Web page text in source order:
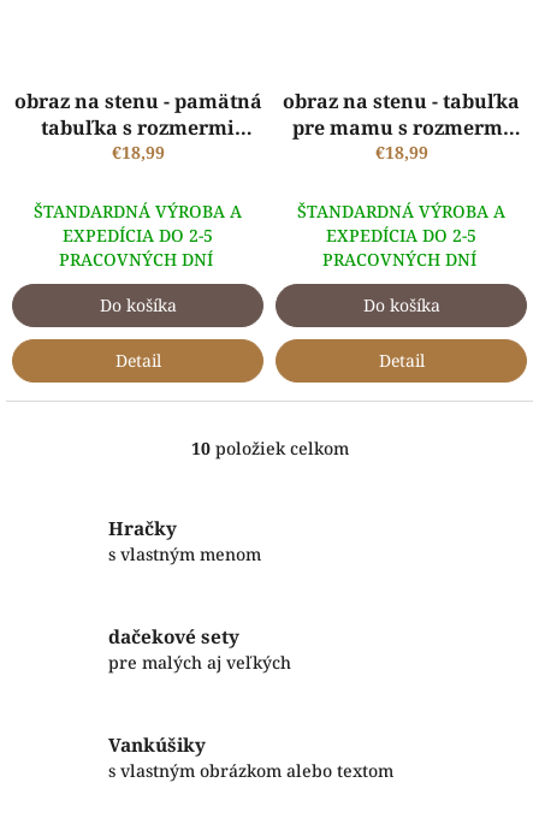
obraz na stenu - pamätná
tabuľka s rozmermi
21x30 cm
€18,99
ŠTANDARDNÁ VÝROBA A
EXPEDÍCIA DO 2-5
PRACOVNÝCH DNÍ
Do košíka
Detail
obraz na stenu - tabuľka
pre mamu s rozmermi
21x30 cm
€18,99
ŠTANDARDNÁ VÝROBA A
EXPEDÍCIA DO 2-5
PRACOVNÝCH DNÍ
Do košíka
Detail
O
p
v
10položiek celkom
Hračky
s vlastným menom
dačekové sety
pre malých aj veľkých
Vankúšiky
s vlastným obrázkom alebo textom